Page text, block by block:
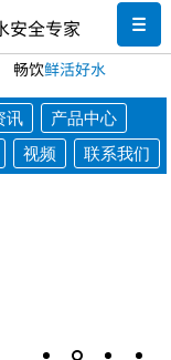
安全专家
畅饮鲜活好水
讯
产品中心
视频 联系我们